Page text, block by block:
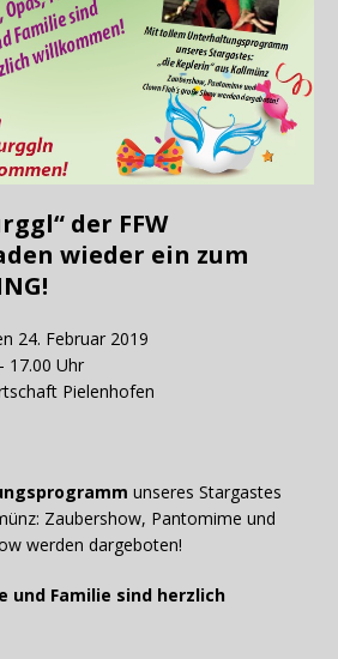
der FFW
wieder ein zum
24. Februar 2019
Uhr
Pielenhofen
unseres Stargastes
Zaubershow, Pantomime und
werden dargeboten!
und Familie sind herzlich